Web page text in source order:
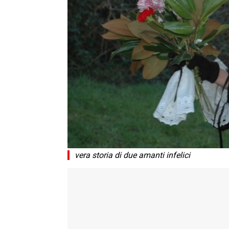
vera storia di due amanti infelici